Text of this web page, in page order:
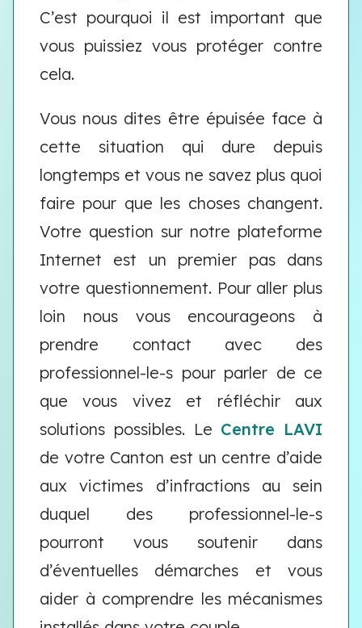
C’est pourquoi il est important que
vous puissiez vous protéger contre
cela.
Vous nous dites être épuisée face à
cette situation qui dure depuis
longtemps et vous ne savez plus quoi
faire pour que les choses changent.
Votre question sur notre plateforme
Internet est un premier pas dans
votre questionnement. Pour aller plus
loin nous vous encourageons à
prendre contact avec des
professionnel-le-s pour parler de ce
que vous vivez et réfléchir aux
solutions possibles. Le Centre LAVI
de votre Canton est un centre d’aide
aux victimes d’infractions au sein
duquel des professionnel-le-s
pourront vous soutenir dans
d’éventuelles démarches et vous
aider à comprendre les mécanismes